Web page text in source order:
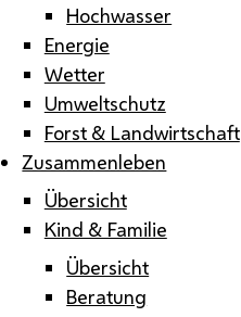
Hochwasser
Energie
Wetter
Umweltschutz
Forst & Landwirtschaft
Zusammenleben
Übersicht
Kind & Familie
Übersicht
Beratung